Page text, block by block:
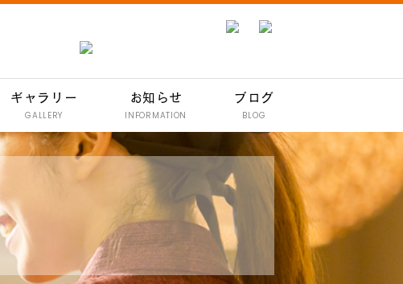
ギャラリー
GALLERY
お知らせ
INFORMATION
ブログ
BLOG